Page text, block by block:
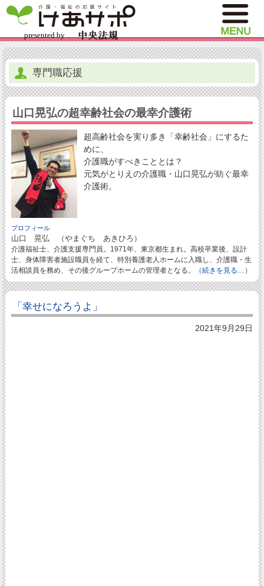
専門職応援
山口晃弘の超幸齢社会の最幸介護術
超高齢社会を実り多き「幸齢社会」にするた
めに、
介護職がすべきこととは？
元気がとりえの介護職・山口晃弘が紡ぐ最幸
介護術。
プロフィール
山口 晃弘 （やまぐち あきひろ）
介護福祉士、介護支援専門員。1971年、東京都生まれ。高校卒業後、設計
士、身体障害者施設職員を経て、特別養護老人ホームに入職し、介護職・生
活相談員を務め、その後グループホームの管理者となる。
（続きを見る…）
「幸せになろうよ」
2021年9月29日